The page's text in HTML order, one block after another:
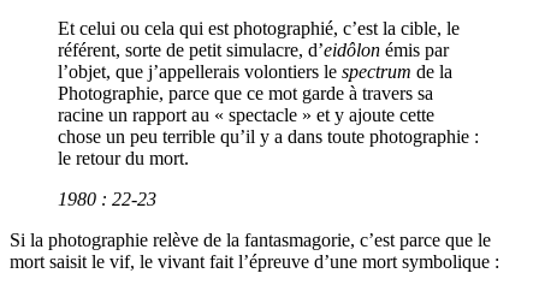
Et celui ou cela qui est photographié, c’est la cible, le
référent, sorte de petit simulacre, d’eidôlon émis par
l’objet, que j’appellerais volontiers le spectrum de la
Photographie, parce que ce mot garde à travers sa
racine un rapport au « spectacle » et y ajoute cette
chose un peu terrible qu’il y a dans toute photographie :
le retour du mort.
1980 : 22-23
Si la photographie relève de la fantasmagorie, c’est parce que le
mort saisit le vif, le vivant fait l’épreuve d’une mort symbolique :